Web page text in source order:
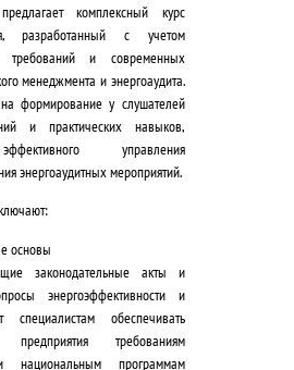
предлагает комплексный курс
разработанный с учетом
требований и современных
менеджмента и энергоаудита.
формирование у слушателей
и практических навыков,
управления
энергоаудитных мероприятий.
основы
законодательные акты и
энергоэффективности и
специалистам обеспечивать
предприятия требованиям
национальным программам